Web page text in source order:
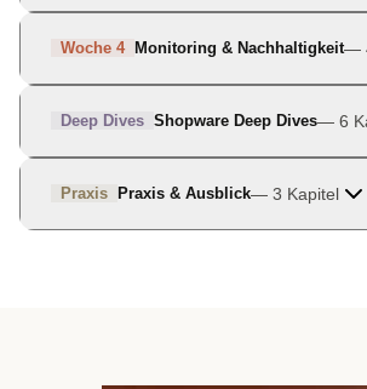
Woche 4 Monitoring & Nachhaltigkeit—
Deep Dives Shopware Deep Dives— 6
Praxis Praxis & Ausblick— 3 Kapitel